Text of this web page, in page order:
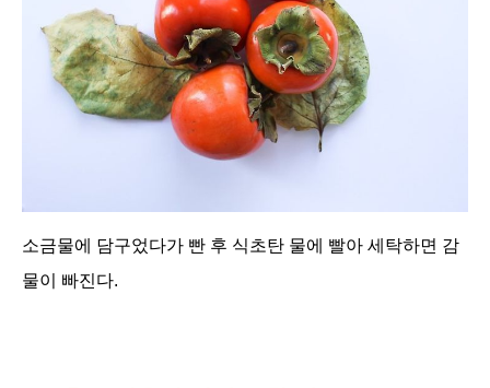
소금물에 담구었다가 빤 후 식초탄 물에 빨아 세탁하면 감
물이 빠진다.